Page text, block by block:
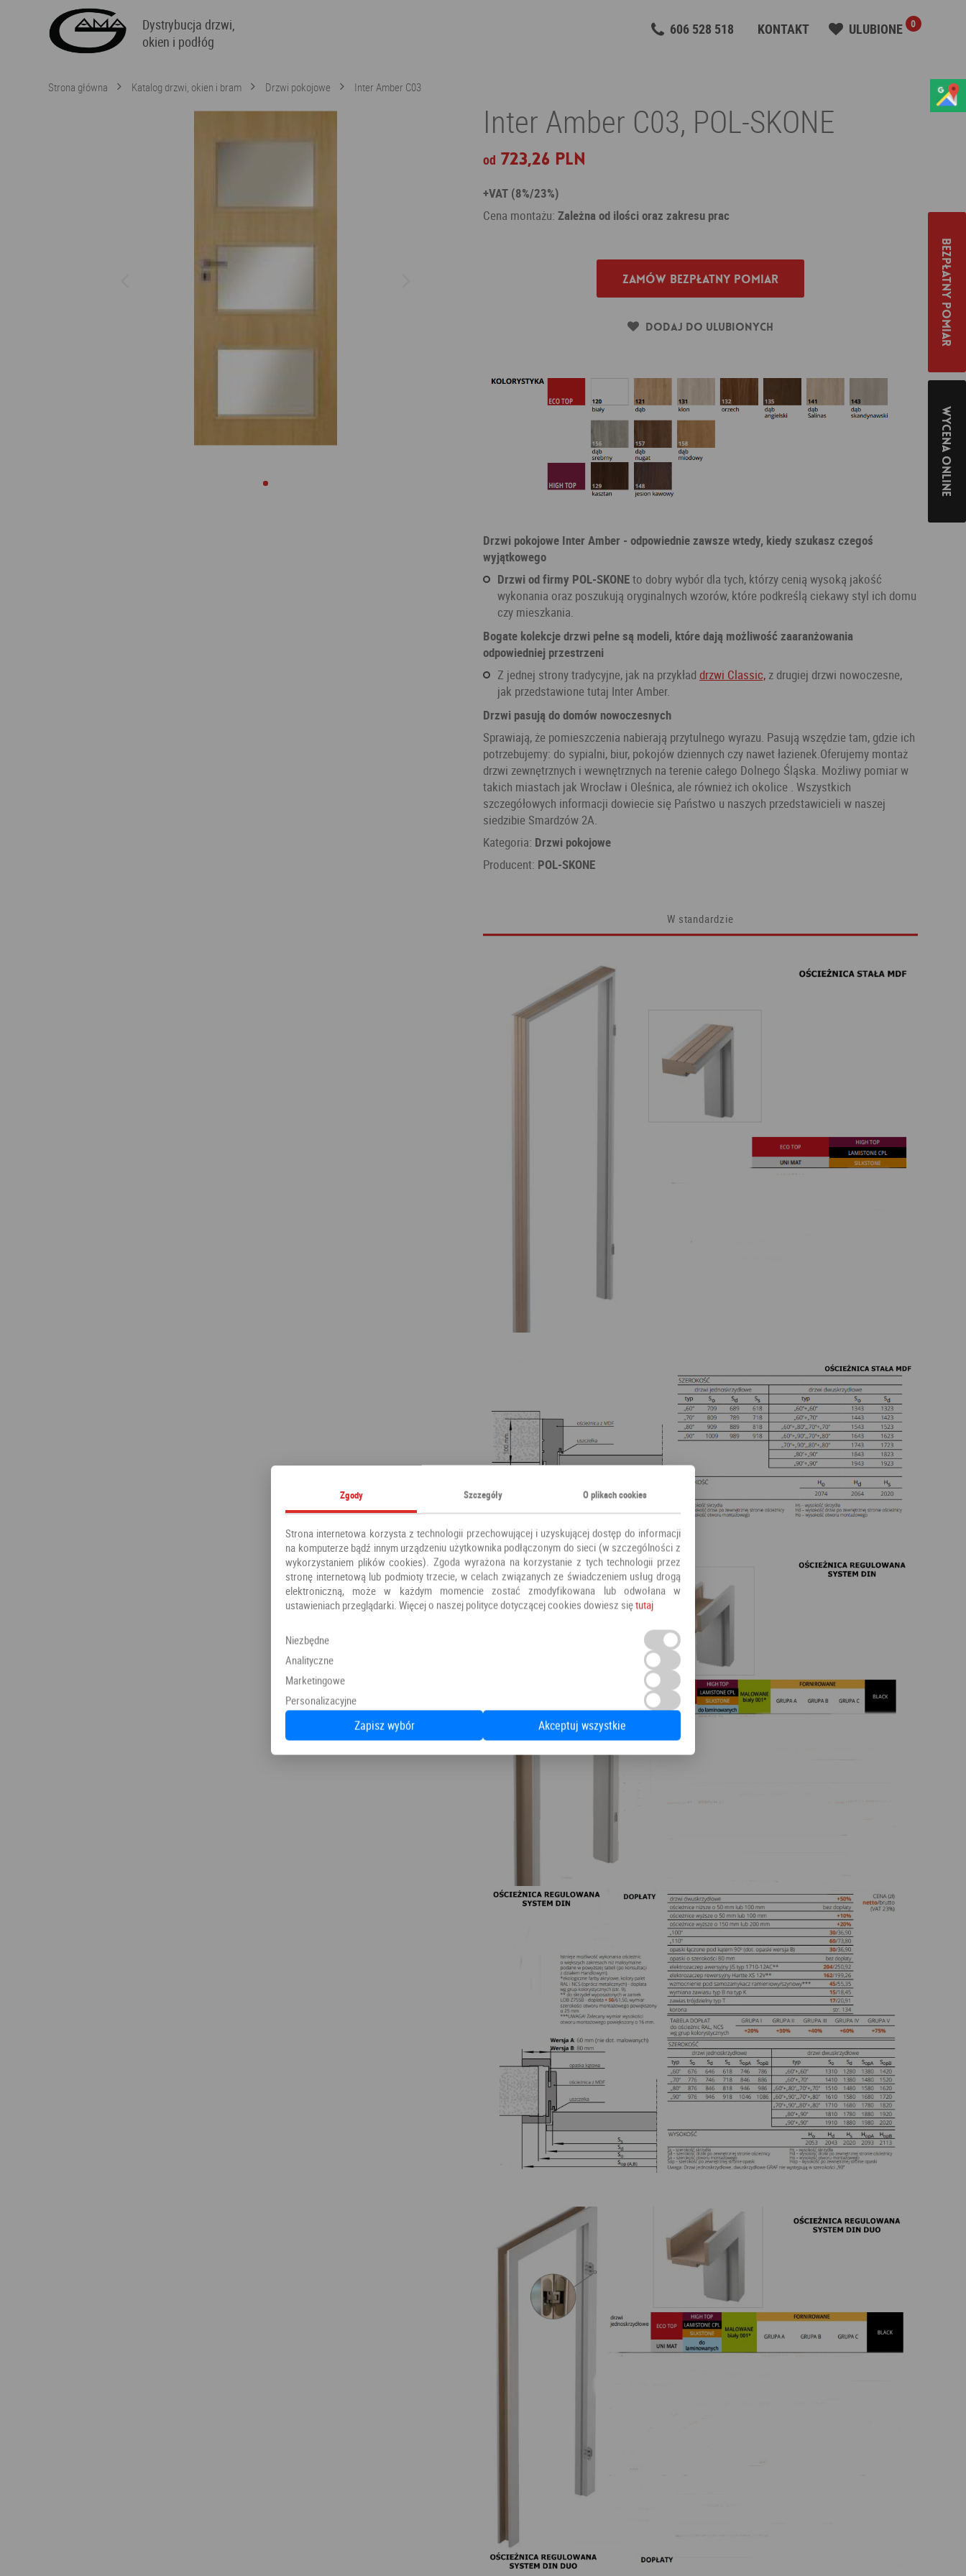
Dystrybucja drzwi,
okien i podłóg
606 528 518 KONTAKT ULUBIONE 0
Strona główna Katalog drzwi, okien i bram Drzwi pokojowe Inter Amber C03
Inter Amber C03, POL-SKONE
od 723,26 PLN
+VAT (8%/23%)
Cena montażu: Zależna od ilości oraz zakresu prac
Zamów bezpłatny pomiar
Dodaj do ulubionych
Drzwi pokojowe Inter Amber - odpowiednie zawsze wtedy, kiedy szukasz czegoś
wyjątkowego
Drzwi od firmy POL-SKONEto dobry wybór dla tych, którzy cenią wysoką jakość
wykonania oraz poszukują oryginalnych wzorów, które podkreślą ciekawy styl ich domu
czy mieszkania.
Bogate kolekcje drzwi pełne są modeli, które dają możliwość zaaranżowania
odpowiedniej przestrzeni
Z jednej strony tradycyjne, jak na przykład drzwi Classic, z drugiej drzwi nowoczesne,
jak przedstawione tutaj Inter Amber.
Drzwi pasują do domów nowoczesnych
Sprawiają, że pomieszczenia nabierają przytulnego wyrazu. Pasują wszędzie tam, gdzie ich
potrzebujemy: do sypialni, biur, pokojów dziennych czy nawet łazienek.Oferujemy montaż
drzwi zewnętrznych i wewnętrznych na terenie całego Dolnego Śląska. Możliwy pomiar w
takich miastach jak Wrocław i Oleśnica, ale również ich okolice . Wszystkich
szczegółowych informacji dowiecie się Państwo u naszych przedstawicieli w naszej
siedzibie Smardzów 2A.
Kategoria: Drzwi pokojowe
Producent: POL-SKONE
W standardzie
Bezpłatny pomiar
Wycena online
Zgody Szczegóły O plikach cookies
Strona internetowa korzysta z technologii przechowującej i uzyskującej dostęp do informacji
na komputerze bądź innym urządzeniu użytkownika podłączonym do sieci (w szczególności z
wykorzystaniem plików cookies). Zgoda wyrażona na korzystanie z tych technologii przez
stronę internetową lub podmioty trzecie, w celach związanych ze świadczeniem usług drogą
elektroniczną, może w każdym momencie zostać zmodyfikowana lub odwołana w
ustawieniach przeglądarki. Więcej o naszej polityce dotyczącej cookies dowiesz siętutaj
Niezbędne
Analityczne
Marketingowe
Personalizacyjne
Zapisz wybór Akceptuj wszystkie